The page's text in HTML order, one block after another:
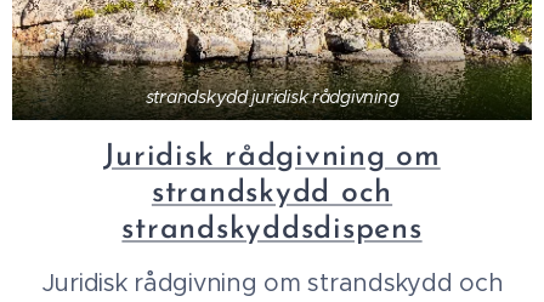
strandskydd juridisk rådgivning
Juridisk rådgivning om
strandskydd och
strandskyddsdispens
Juridisk rådgivning om strandskydd och